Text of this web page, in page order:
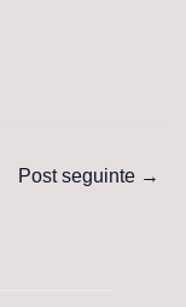
Post seguinte →